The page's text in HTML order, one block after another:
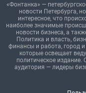
«Фонтанка» —
новости Петербурга,
интересное, что
наиболее значимые
новости бизнеса, а
Политика и власть,
финансы и работа, город
которые освещает
политическое издание.
аудитория — лидеры